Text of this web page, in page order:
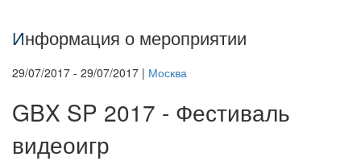
Информация о мероприятии
29/07/2017 - 29/07/2017 | Москва
GBX SP 2017 - Фестиваль
видеоигр